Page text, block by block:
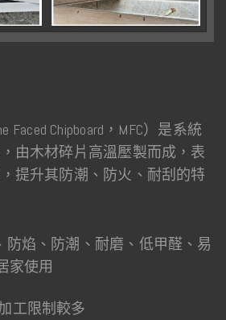
Faced Chipboard，MFC）是系統
由木材碎片高溫壓製而成，表
提升其防潮、防火、耐刮的特
防焰、防潮、耐磨、低甲醛、易
家使用
工限制較多